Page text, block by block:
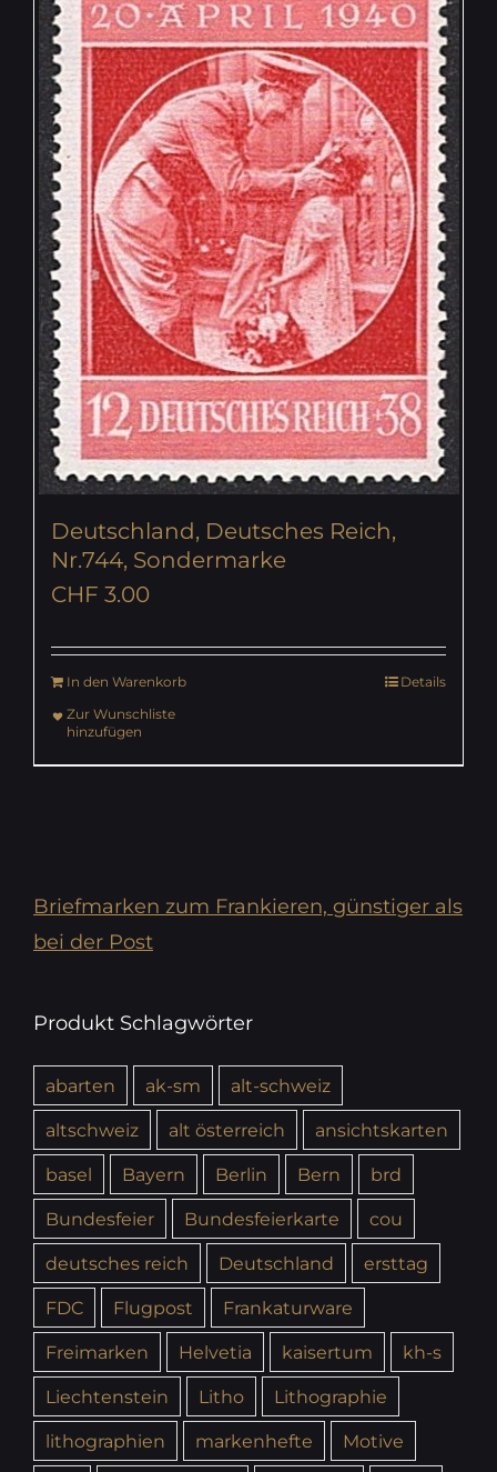
Deutschland, Deutsches Reich,
Nr.744, Sondermarke
CHF 3.00
In den Warenkorb
Details
Zur Wunschliste
hinzufügen
Briefmarken zum Frankieren, günstiger als
bei der Post
Produkt Schlagwörter
abarten ak-sm
alt-schweiz
altschweiz
alt österreich
ansichtskarten
basel
Bayern Berlin Bern
brd
Bundesfeier
Bundesfeierkarte
cou
deutsches reich
Deutschland
ersttag
FDC
Flugpost
Frankaturware
Freimarken
Helvetia kaisertum
kh-s
Liechtenstein
Litho
Lithographie
lithographien
markenhefte
Motive